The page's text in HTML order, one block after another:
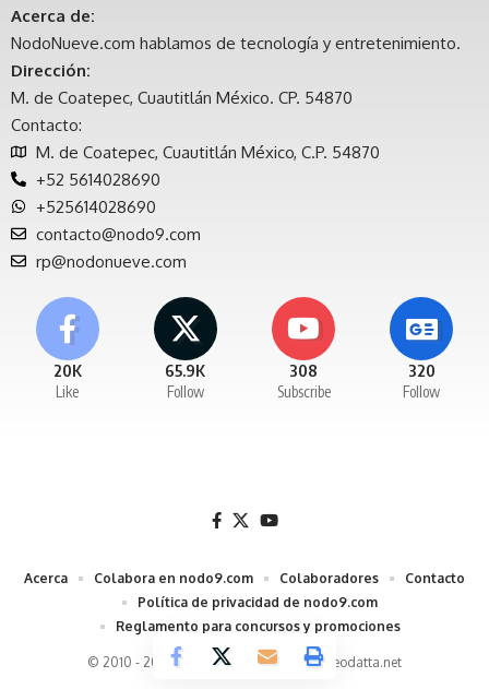
Acerca de:
NodoNueve.com hablamos de tecnología y entretenimiento.
Dirección:
M. de Coatepec, Cuautitlán México. CP. 54870
Contacto:
M. de Coatepec, Cuautitlán México, C.P. 54870
+52 5614028690
+525614028690
contacto@nodo9.com
rp@nodonueve.com
20K
Like
65.9K
Follow
308
Subscribe
320
Follow
© 2010 - 2026 Nodo9 un desarrollo deNeodatta.net
Acerca Colabora en nodo9.com Colaboradores
Contacto
Política de privacidad de nodo9.com
Reglamento para concursos y promociones